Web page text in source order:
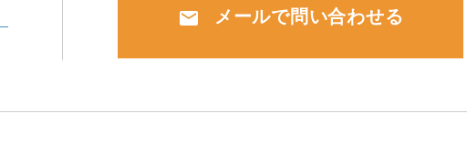
mail メールで問い合わせる